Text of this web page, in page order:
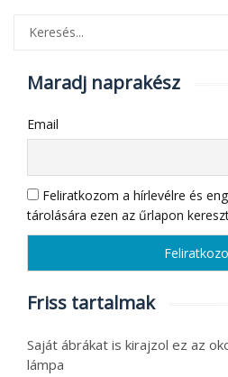
Maradj naprakész
Email
Feliratkozom a hírlevélre és
tárolására ezen az űrlapon
Friss tartalmak
Saját ábrákat is kirajzol ez az
lámpa